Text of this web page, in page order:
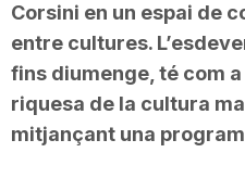
Corsini en un espai de
entre cultures.
fins diumenge, té com
riquesa de la cultura
mitjançant una